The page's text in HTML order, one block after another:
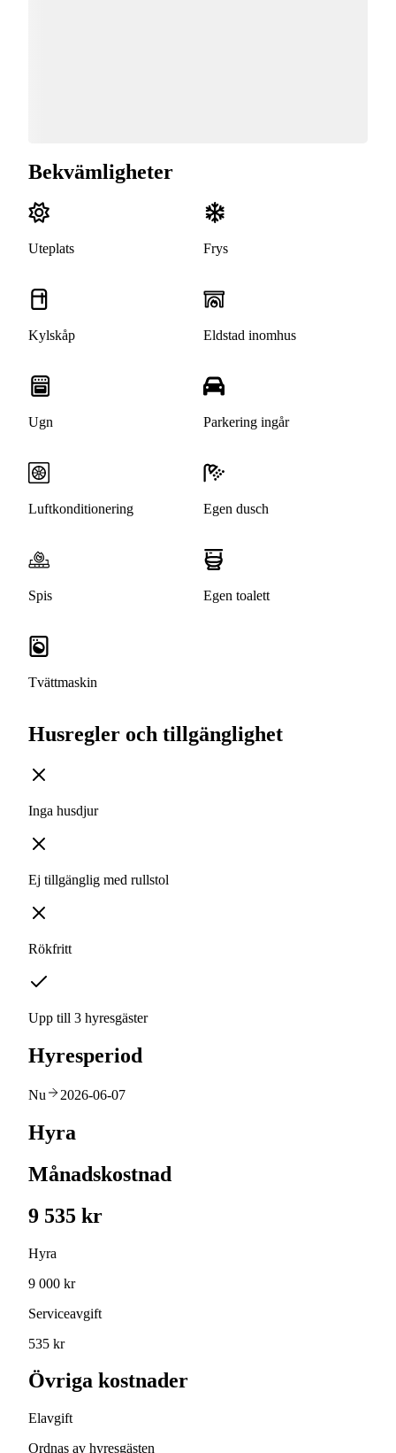
Bekvämligheter
Uteplats Frys
Kylskåp Eldstad inomhus
Ugn Parkering ingår
Luftkonditionering Egen dusch
Spis Egen toalett
Tvättmaskin
Husregler och tillgänglighet
Inga husdjur
Ej tillgänglig med rullstol
Rökfritt
Upp till 3 hyresgäster
Hyresperiod
Nu 2026-06-07
Hyra
Månadskostnad
9 535 kr
Hyra
9 000 kr
Serviceavgift
535 kr
Övriga kostnader
Elavgift
Ordnas av hyresgästen